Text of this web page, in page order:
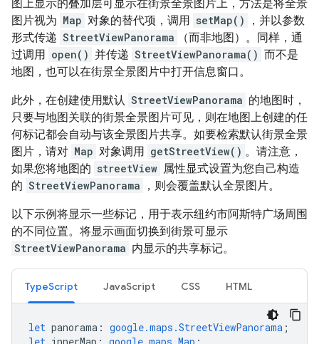
图上显示的叠加层可显示在街景全景图片上，方法是将全景
图片视为 Map 对象的替代项，调用 setMap()
，并以参数
形式传递 StreetViewPanorama
（而非地图）。同样，通
过调用 open() 并传递 StreetViewPanorama() 而不是
地图，也可以在街景全景图片中打开信息窗口。
此外，在创建使用默认 StreetViewPanorama 的地图时，
只要与地图关联的街景全景图片可见，则在地图上创建的任
何标记都会自动与该全景图片共享。如要检索默认街景全景
图片，请对 Map 对象调用 getStreetView() 。请注意，
如果您将地图的 streetView 属性显式设置为您自己构造
的 StreetViewPanorama ，则会覆盖默认全景图片。
以下示例将显示一些标记，用于表示纽约市阿斯特广场周围
的不同位置。将显示画面切换到街景可显示
StreetViewPanorama 内显示的共享标记。
TypeScript JavaScript CSS HTML
let panorama : google.maps.StreetViewPanorama ;